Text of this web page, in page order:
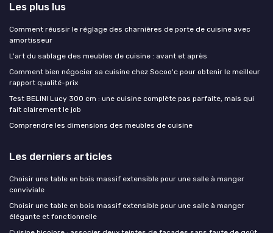
Les plus lus
Comment réussir le réglage des charnières de porte de cuisine avec
amortisseur
L'art du sablage des meubles de cuisine : avant et après
Comment bien négocier sa cuisine chez Socoo'c pour obtenir le meilleur
rapport qualité-prix
Test BELINI Lucy 300 cm : une cuisine complète pas parfaite, mais qui
fait clairement le job
Comprendre les dimensions des meubles de cuisine
Les derniers articles
Choisir une table en bois massif extensible pour une salle à manger
conviviale
Choisir une table en bois massif extensible pour une salle à manger
élégante et fonctionnelle